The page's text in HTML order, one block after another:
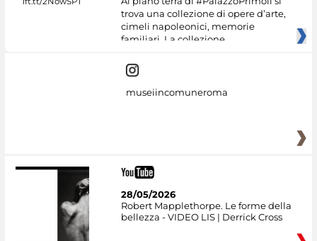
trova una collezione di opere d’arte,
cimeli napoleonici, memorie
familiari. La collezione
museiincomuneroma
28/05/2026
Robert Mapplethorpe. Le forme della
bellezza - VIDEO LIS | Derrick Cross